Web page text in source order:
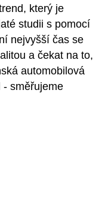
který je
studii s pomocí
nejvyšší čas se
a čekat na to,
automobilová
- směřujeme